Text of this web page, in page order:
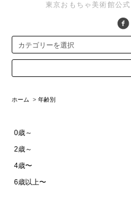
東京おもちゃ美術館公
ホーム > 年齢別
0歳～
2歳～
4歳〜
6歳以上〜